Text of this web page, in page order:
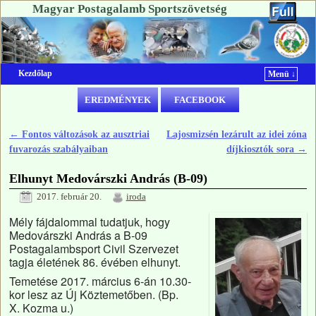
Magyar Postagalamb Sportszövetség
Kezdőlap Menü ↓
Ugrás a főtartalomra
Ugrás a másodlagos tartalomra
EREDMÉNYEK FACEBOOK
Bejegyzés navigáció
← Fontos változások az ausztriai
fuvarozás szabályaiban
Lajosmizsén lezárult az idei zóna
díjkiosztók sora →
Elhunyt Medovárszki András (B-09)
2017. február 20. iroda
Mély fájdalommal tudatjuk, hogy
Medovárszki András a B-09
Postagalambsport Civil Szervezet
tagja életének 86. évében elhunyt.
Temetése 2017. március 6-án 10.30-
kor lesz az Új Köztemetőben. (Bp.
X. Kozma u.)